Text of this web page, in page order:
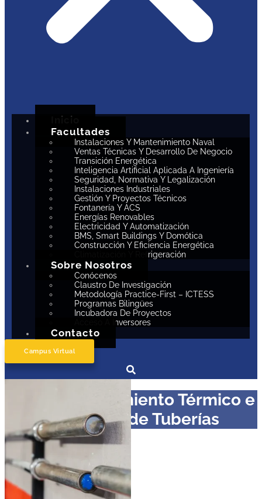
Inicio
Facultades
Instalaciones Y Mantenimiento Naval
Ventas Técnicas Y Desarrollo De Negocio
Transición Energética
Inteligencia Artificial Aplicada A Ingeniería
Seguridad, Normativa Y Legalización
Instalaciones Industriales
Gestión Y Proyectos Técnicos
Fontanería Y ACS
Energías Renovables
Electricidad Y Automatización
BMS, Smart Buildings Y Domótica
Construcción Y Eficiencia Energética
Climatización Y Refrigeración
Sobre Nosotros
Conócenos
Claustro De Investigación
Metodología Practice-First – ICTESS
Programas Bilingües
Incubadora De Proyectos
Acceso A Inversores
Contacto
Campus Virtual
Curso en Aislamiento Térmico e
Hidráulico de Tuberías